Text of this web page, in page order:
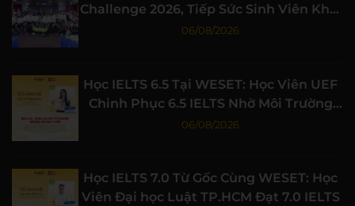
Challenge 2026, Tiếp Sức Sinh Viên Khởi
Nghiệp
06/08/2026
Học IELTS 6.5 Tại WESET: Học Viên UEF
Chinh Phục 6.5 IELTS Nhờ Môi Trường
Học Tập Chất Lượng
06/08/2026
Học IELTS 7.0 Từ Gốc Cùng WESET: Học
Viên Đại học Luật TP.HCM Đạt 7.0 IELTS